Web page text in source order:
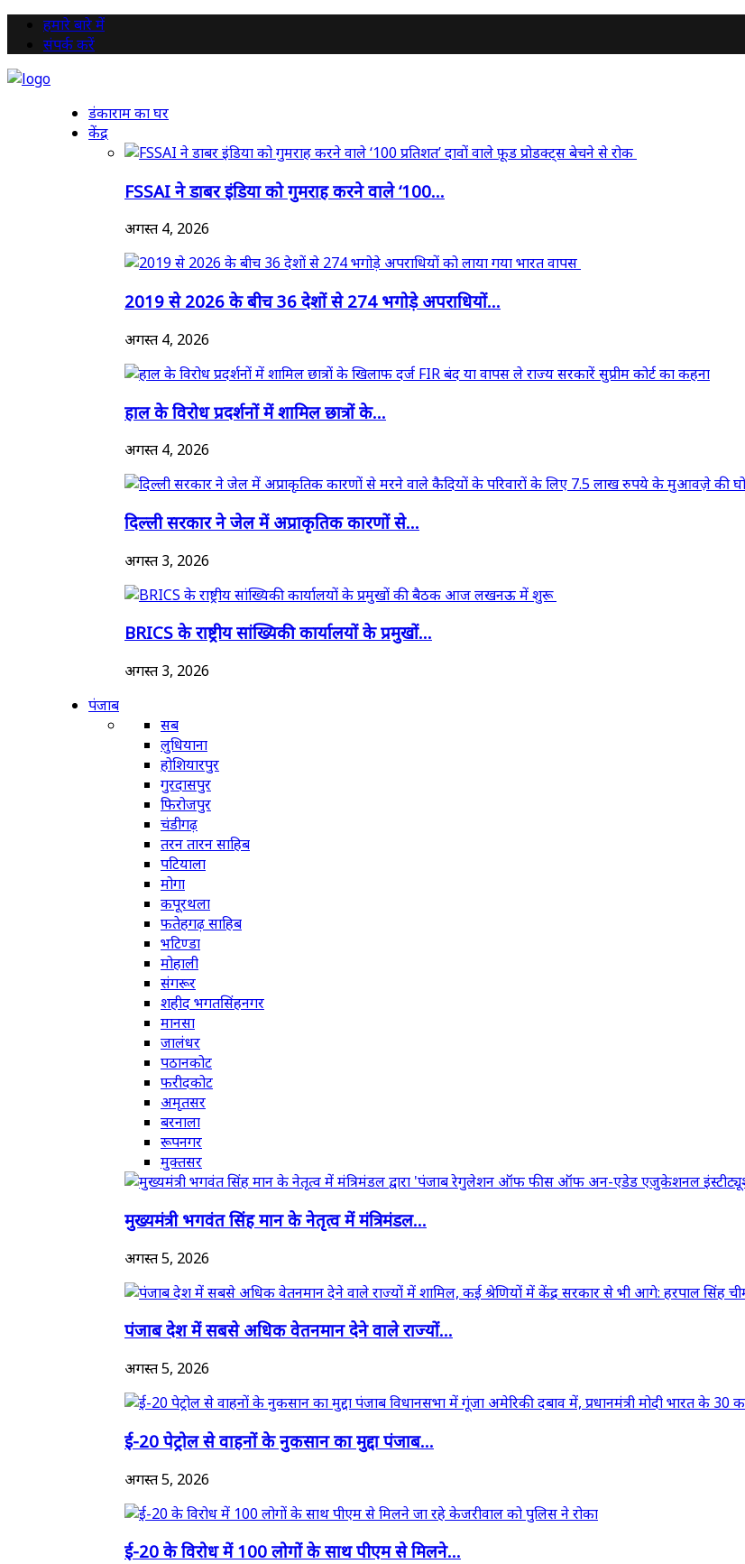
हमारे बारे में
संपर्क करें
डंकाराम का घर
केंद्र
FSSAI ने डाबर इंडिया को गुमराह करने वाले ‘100...
अगस्त 4, 2026
2019 से 2026 के बीच 36 देशों से 274 भगोड़े अपराधियों...
अगस्त 4, 2026
हाल के विरोध प्रदर्शनों में शामिल छात्रों के...
अगस्त 4, 2026
दिल्ली सरकार ने जेल में अप्राकृतिक कारणों से...
अगस्त 3, 2026
BRICS के राष्ट्रीय सांख्यिकी कार्यालयों के प्रमुखों...
अगस्त 3, 2026
पंजाब
सब
लुधियाना
होशियारपुर
गुरदासपुर
फिरोजपुर
चंडीगढ़
तरन तारन साहिब
पटियाला
मोगा
कपूरथला
फतेहगढ़ साहिब
भटिण्डा
मोहाली
संगरूर
शहीद भगतसिंहनगर
मानसा
जालंधर
पठानकोट
फरीदकोट
अमृतसर
बरनाला
रूपनगर
मुक्तसर
मुख्यमंत्री भगवंत सिंह मान के नेतृत्व में मंत्रिमंडल...
अगस्त 5, 2026
पंजाब देश में सबसे अधिक वेतनमान देने वाले राज्यों...
अगस्त 5, 2026
ई-20 पेट्रोल से वाहनों के नुकसान का मुद्दा पंजाब...
अगस्त 5, 2026
ई-20 के विरोध में 100 लोगों के साथ पीएम से मिलने...